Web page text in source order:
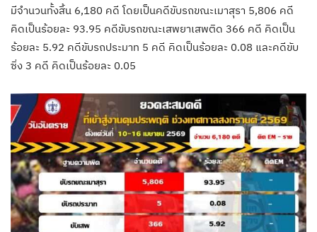
มีจำนวนทั้งสิ้น 6,180 คดี โดยเป็นคดีขับรถขณะเมาสุรา 5,806 คดี
คิดเป็นร้อยละ 93.95 คดีขับรถขณะเสพยาเสพติด 366 คดี คิดเป็น
ร้อยละ 5.92 คดีขับรถประมาท 5 คดี คิดเป็นร้อยละ 0.08 และคดีขับ
ซิ่ง 3 คดี คิดเป็นร้อยละ 0.05